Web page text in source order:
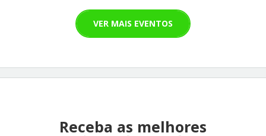
VER MAIS EVENTOS
Receba as melhores